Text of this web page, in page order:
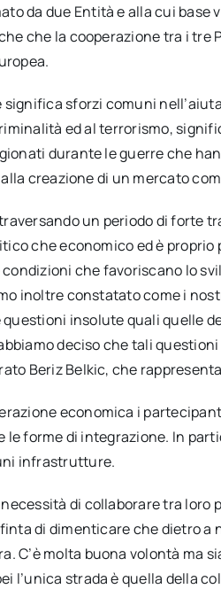
da due Entità e alla cui
che la cooperazione tra i tre
sforzi comuni
ed al terrorismo,
durante le guerre che
creazione di un mercato
un periodo di forte
che economico ed è
condizioni che favoriscano lo
inoltre constatato come i
insolute quali quelle
deciso che tali
Beriz Belkic, che
economica i
forme di integrazione. In
infrastrutture.
di collaborare tra
di dimenticare che dietro a
C’è molta buona volontà ma
l’unica strada è quella della